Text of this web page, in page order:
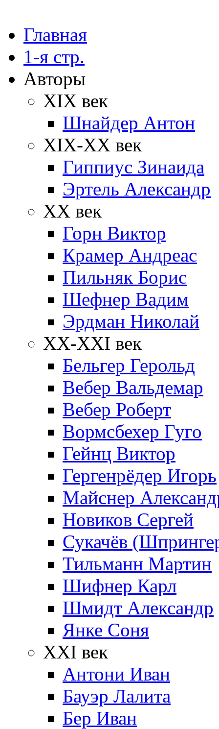
Главная
1-я стр.
Авторы
XIX век
Шнайдер Антон
XIX-XX век
Гиппиус Зинаида
Эртель Александр
XX век
Горн Виктор
Крамер Андреас
Пильняк Борис
Шефнер Вадим
Эрдман Николай
ХХ-XXI век
Бельгер Герольд
Вебер Вальдемар
Вебер Роберт
Вормсбехер Гуго
Гейнц Виктор
Гергенрёдер Игорь
Майснер
Новиков Сергей
Сукачёв
Тильманн Мартин
Шифнер Карл
Шмидт Александр
Янке Соня
XXI век
Антони Иван
Бауэр Лалита
Бер Иван